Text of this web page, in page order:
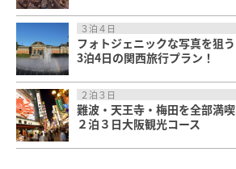
３泊４日
フォトジェニックな写真を狙う
3泊4日の関西旅行プラン！
２泊３日
難波・天王寺・梅田を全部満喫
２泊３日大阪観光コース